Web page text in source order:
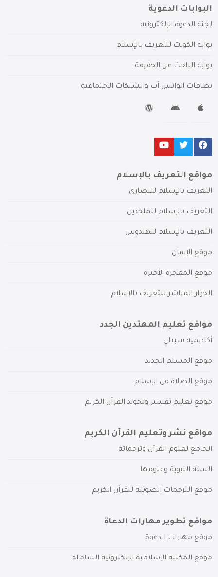
البوابات الدعوية
لجنة الدعوة الإلكترونية
بوابة الكويت للتعريف بالإسلام
بوابة الباحث عن الحقيقة
بطاقات الواتس آب والشبكات الاجتماعية
مواقع التعريف بالإسلام
التعريف بالإسلام للنصارى
التعريف بالإسلام للملحدين
التعريف بالإسلام للهندوس
موقع الإيمان
موقع المعجزة الأخيرة
الحوار المباشر للتعريف بالإسلام
مواقع تعليم المهتدين الجدد
أكاديمية سبيلي
موقع المسلم الجديد
موقع الصلاة في الإسلام
موقع تعليم تفسير وتجويد القرآن الكريم
مواقع نشر وتعليم القرآن الكريم
الجامع لعلوم القرآن وترجماته
السنة النبوية وعلومها
موقع الترجمات الصوتية للقرآن الكريم
مواقع تطوير مهارات الدعاة
موقع مهارات الدعوة
موقع المكتبة الإسلامية الإلكترونية الشاملة